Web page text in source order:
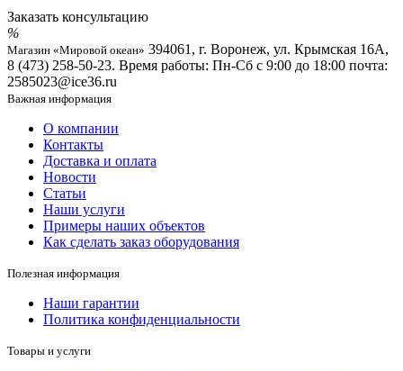
Заказать консультацию
Магазин «Мировой океан» 394061, г. Воронеж, ул. Крымская 16А,
8 (473) 258-50-23. Время работы: Пн-Сб с 9:00 до 18:00 почта:
2585023@ice36.ru
Важная информация
О компании
Контакты
Доставка и оплата
Новости
Статьи
Наши услуги
Примеры наших объектов
Как сделать заказ оборудования
Полезная информация
Наши гарантии
Политика конфиденциальности
Товары и услуги